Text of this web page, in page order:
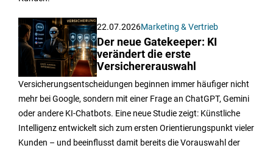
22.07.2026Marketing & Vertrieb
Der neue Gatekeeper: KI
verändert die erste
Versichererauswahl
Versicherungsentscheidungen beginnen immer häufiger nicht
mehr bei Google, sondern mit einer Frage an ChatGPT, Gemini
oder andere KI-Chatbots. Eine neue Studie zeigt: Künstliche
Intelligenz entwickelt sich zum ersten Orientierungspunkt vieler
Kunden – und beeinflusst damit bereits die Vorauswahl der